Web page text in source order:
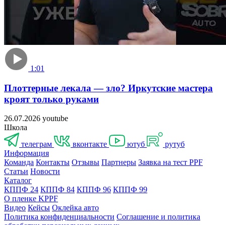
1:01
Плоттерные лекала — зло? Иркутские мастера
кроят только руками
26.07.2026 youtube
Школа
телеграм
контакте юту
руту
Информация
Команда Контакты Отзывы Партнеры Заявка на тест PPF
Статьи Новости
Катало
КППФ 24 КППФ 84 КППФ 96 КППФ 99
О пленке KPPF
Видео Кейсы Оклейка авто
Политика конфиденциальности Соглашение и политика